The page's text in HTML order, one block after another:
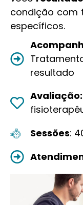
condição com
específicos.
resultado
Avaliação:
Sessões: